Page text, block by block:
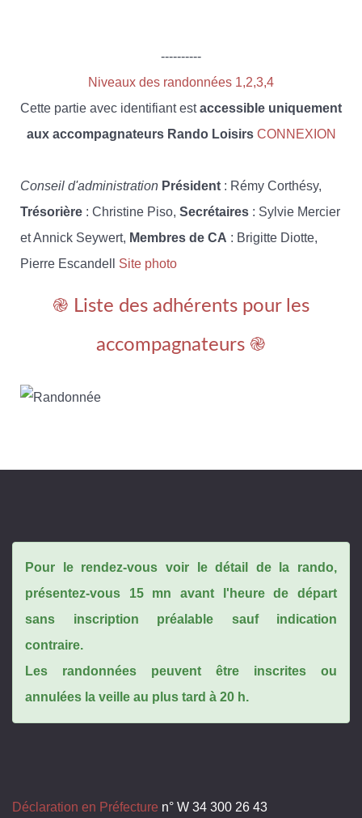
----------
Niveaux des randonnées 1,2,3,4
Cette partie avec identifiant estaccessible uniquement
aux accompagnateurs Rando Loisirs CONNEXION
Conseil d'administration Président : Rémy Corthésy,
Trésorière : Christine Piso, Secrétaires : Sylvie Mercier
et Annick Seywert, Membres de CA : Brigitte Diotte,
Pierre Escandell Site photo
֎ Liste des adhérents pour les
accompagnateurs ֎
Pour le rendez-vous voir le détail de la rando,
présentez-vous 15 mn avant l'heure de départ
sans inscription préalable sauf indication
contraire.
Les randonnées peuvent être inscrites ou
annulées la veille au plus tard à 20 h.
Déclaration en Préfecture n° W 34 300 26 43